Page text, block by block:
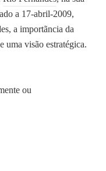
a 17-abril-2009,
a importãncia da
uma visão estratégica.
ou